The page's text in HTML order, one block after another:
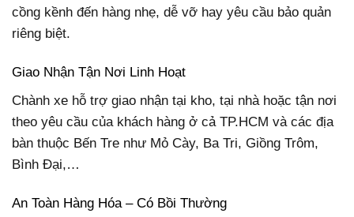
cồng kềnh đến hàng nhẹ, dễ vỡ hay yêu cầu bảo quản
riêng biệt.
Giao Nhận Tận Nơi Linh Hoạt
Chành xe hỗ trợ giao nhận tại kho, tại nhà hoặc tận nơi
theo yêu cầu của khách hàng ở cả TP.HCM và các địa
bàn thuộc Bến Tre như Mỏ Cày, Ba Tri, Giồng Trôm,
Bình Đại,…
An Toàn Hàng Hóa – Có Bồi Thường